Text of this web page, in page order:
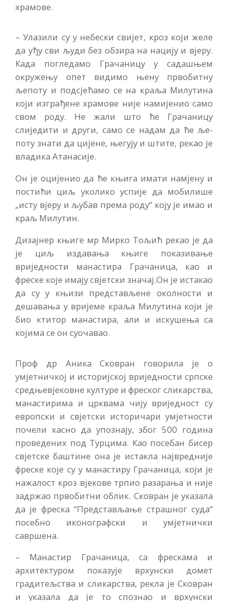
храмове.
– Улазили су у небески свијет, кроз који желе
да уђу сви људи без обзира на нацију и вјеру.
Ка­да погледамо Грачаницу у сада­шњем
окружењу опет видимо њену првобитну
љепоту и под­сјећамо се на краља Милутина
који изграђене храмове није на­мијенио само
свом роду. Не жа­ли што ће Грачаницу
слиједити и други, само се надам да ће ље­
поту знати да цијене, његују и штите, рекао је
владика Атанасије.
Он је оцијенио да ће књига имати намјену и
постићи циљ уколико успије да мобилише
„исту вјеру и љубав према роду“ коју је имао и
краљ Милутин.
Дизајнер књиге мр Мирко То­љић рекао је да
је циљ издавања књиге показивање
вриједности манастира Грачаница, као и
фреске које имају свјетски значај.Он је истакао
да су у књи­зи представљене околности и
дешавања у вријеме краља Милу­тина који је
био ктитор манасти­ра, али и искушења са
којима се он суочавао.
Проф др Аника Сковран гово­рила је о
умјетничкој и историј­ској вриједности српске
средње­вјековне културе и фреског сли­карства,
манастирима и црквама чију вриједност су
европски и свјетски историчари умјетности
почели касно да упознају, због 500 година
проведених под Турцима. Као посебан бисер
свјет­ске баштине она је истакла нај­вредније
фреске које су у мана­стиру Грачаница, који је
нажа­лост кроз вјекове трпио разара­ња и није
задржао првобитни облик. Сковран је указала
да је фреска “Представљање стра­шног суда“
посебно иконограф­ски и умјетнички
савршена.
– Манастир Грачаница, са фре­скама и
архитектуром показује врхунски домет
градитељства и сликарства, рекла је Сковран
и указала да је то спознао и врхун­ски